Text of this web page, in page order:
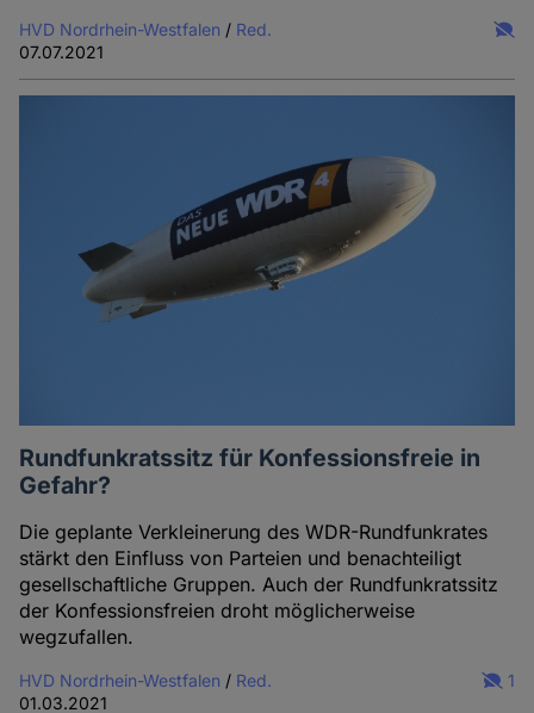
HVD Nordrhein-Westfalen / Red.
07.07.2021
Rundfunkratssitz für Konfessionsfreie in
Gefahr?
Die geplante Verkleinerung des WDR-Rundfunkrates
stärkt den Einfluss von Parteien und benachteiligt
gesellschaftliche Gruppen. Auch der Rundfunkratssitz
der Konfessionsfreien droht möglicherweise
wegzufallen.
HVD Nordrhein-Westfalen / Red.
01.03.2021
1